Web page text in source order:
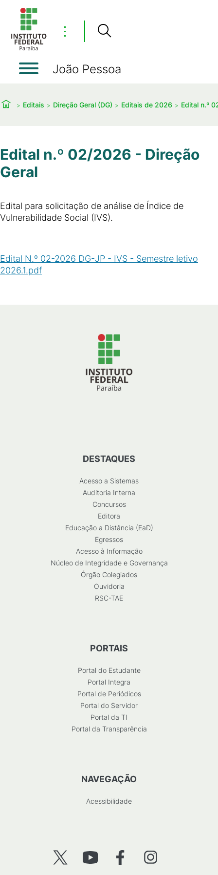
⋮
João Pessoa
Editais Direção Geral (DG) Editais de 2026 Edital n.º
Edital n.º 02/2026 - Direção
Geral
Edital para solicitação de análise de Índice de
Vulnerabilidade Social (IVS).
Edital N.º 02-2026 DG-JP - IVS - Semestre letivo
2026.1.pdf
DESTAQUES
Acesso a Sistemas
Auditoria Interna
Concursos
Editora
Educação a Distância (EaD)
Egressos
Acesso à Informação
Núcleo de Integridade e Governança
Órgão Colegiados
Ouvidoria
RSC-TAE
PORTAIS
Portal do Estudante
Portal Integra
Portal de Periódicos
Portal do Servidor
Portal da TI
Portal da Transparência
NAVEGAÇÃO
Acessibilidade